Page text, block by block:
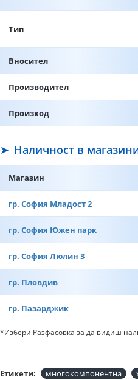
Тип
Вносител
Производител
Произход
Наличност в
Магазин
гр. София Младост 2
гр. София Южен парк
гр. София Люлин 3
гр. Пловдив
гр. Пазарджик
*Избери Разфасовка за да видиш
Етикети: многокомпонентна